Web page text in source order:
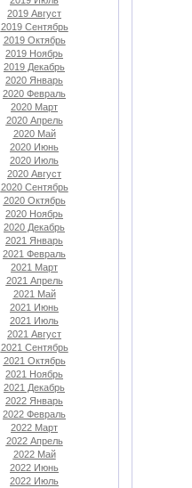
2019 Август
2019 Сентябрь
2019 Октябрь
2019 Ноябрь
2019 Декабрь
2020 Январь
2020 Февраль
2020 Март
2020 Апрель
2020 Май
2020 Июнь
2020 Июль
2020 Август
2020 Сентябрь
2020 Октябрь
2020 Ноябрь
2020 Декабрь
2021 Январь
2021 Февраль
2021 Март
2021 Апрель
2021 Май
2021 Июнь
2021 Июль
2021 Август
2021 Сентябрь
2021 Октябрь
2021 Ноябрь
2021 Декабрь
2022 Январь
2022 Февраль
2022 Март
2022 Апрель
2022 Май
2022 Июнь
2022 Июль